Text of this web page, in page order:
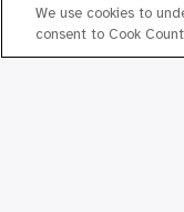
Directorio
Recursos
We use cookies to
consent to Cook